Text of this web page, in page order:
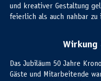
und kreativer Gestaltung
feierlich als auch nahbar zu
Wirkung
Das Jubiläum 50 Jahre
Gäste und Mitarbeitende